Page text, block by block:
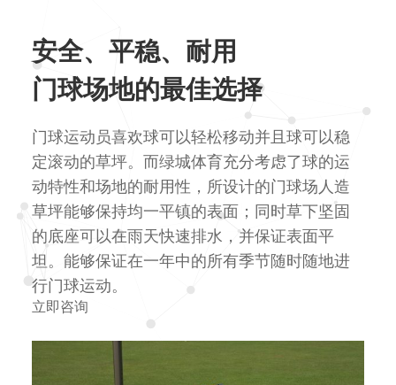
安全、平稳、耐用
门球场地的最佳选择
门球运动员喜欢球可以轻松移动并且球可以稳
定滚动的草坪。而绿城体育充分考虑了球的运
动特性和场地的耐用性，所设计的门球场人造
草坪能够保持均一平镇的表面；同时草下坚固
的底座可以在雨天快速排水，并保证表面平
坦。能够保证在一年中的所有季节随时随地进
行门球运动。
立即咨询